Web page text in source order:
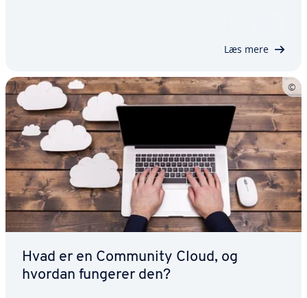
Læs mere
Hvad er en Community Cloud, og
hvordan fungerer den?